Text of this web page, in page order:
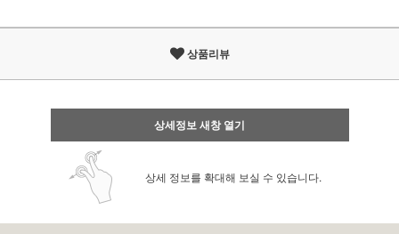
상품리뷰
상세정보 새창 열기
상세 정보를 확대해 보실 수 있습니다.